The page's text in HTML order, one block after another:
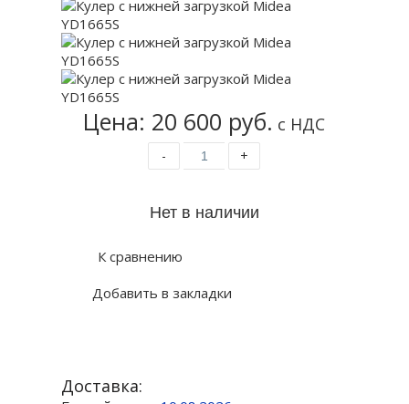
Цена: 20 600 руб. с НДС
- +
К сравнению
Добавить в закладки
Доставка: